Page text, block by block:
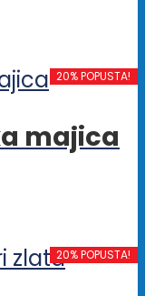
20% POPUSTA!
majica
20% POPUSTA!